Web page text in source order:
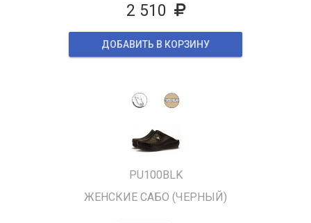
2 510
ДОБАВИТЬ В КОРЗИНУ
PU100BLK
ЖЕНСКИЕ САБО (ЧЕРНЫЙ)